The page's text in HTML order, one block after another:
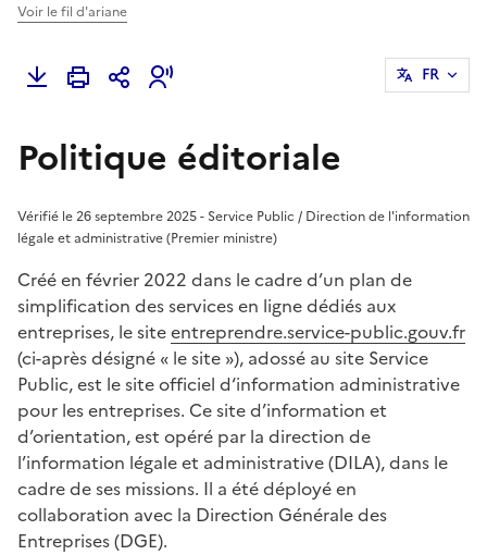
Voir le fil d'ariane
FR
Politique éditoriale
Vérifié le 26 septembre 2025 - Service Public / Direction de l'information
légale et administrative (Premier ministre)
Créé en février 2022 dans le cadre d’un plan de
simplification des services en ligne dédiés aux
entreprises, le siteentreprendre.service-public.gouv.fr
(ci-après désigné « le site »), adossé au site Service
Public, est le site officiel d‘information administrative
pour les entreprises. Ce site d’information et
d’orientation, est opéré par la direction de
l’information légale et administrative (DILA), dans le
cadre de ses missions. Il a été déployé en
collaboration avec la Direction Générale des
Entreprises (DGE).